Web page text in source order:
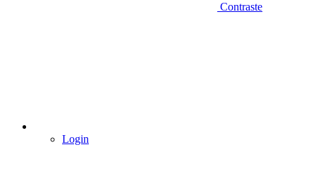
Contraste
Login